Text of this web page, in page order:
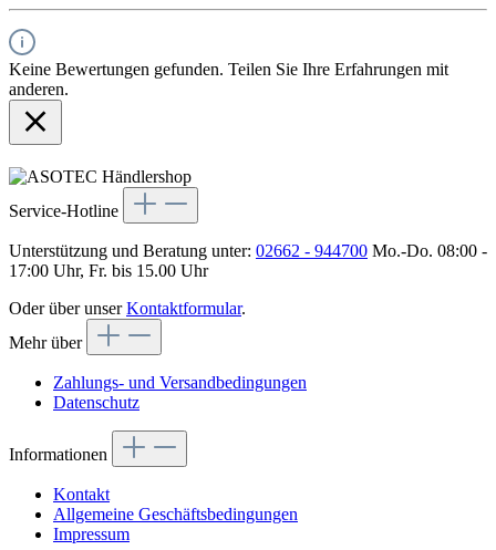
Keine Bewertungen gefunden. Teilen Sie Ihre Erfahrungen mit
anderen.
Service-Hotline
Unterstützung und Beratung unter: 02662 - 944700 Mo.-Do. 08:00 -
17:00 Uhr, Fr. bis 15.00 Uhr
Oder über unserKontaktformular.
Mehr über
Zahlungs- und Versandbedingungen
Datenschutz
Informationen
Kontakt
Allgemeine Geschäftsbedingungen
Impressum